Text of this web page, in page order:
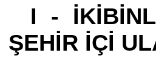
I -
ŞEHİR İÇİ